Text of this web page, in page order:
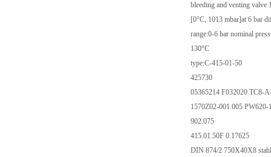
bleeding and venting
[0°C, 1013 mbar]at 6 bar
range:0-6 bar nominal
130°C
type:C-415-01-50
425730
05365214 F032020 TC8-
1570Z02-001.005
902.075
415.01.50F 0.17625
DIN 874/2 750X40X8